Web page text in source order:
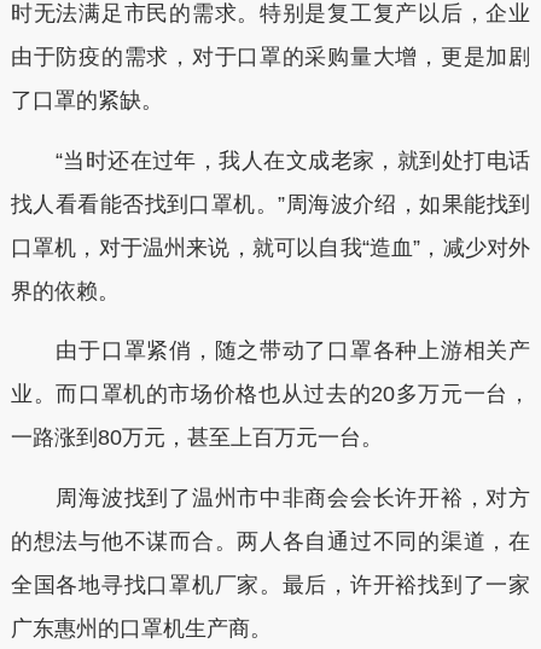
时无法满足市民的需求。特别是复工复产以后，企业
由于防疫的需求，对于口罩的采购量大增，更是加剧
了口罩的紧缺。
“当时还在过年，我人在文成老家，就到处打电话
找人看看能否找到口罩机。”周海波介绍，如果能找到
口罩机，对于温州来说，就可以自我“造血”，减少对外
界的依赖。
由于口罩紧俏，随之带动了口罩各种上游相关产
业。而口罩机的市场价格也从过去的20多万元一台，
一路涨到80万元，甚至上百万元一台。
周海波找到了温州市中非商会会长许开裕，对方
的想法与他不谋而合。两人各自通过不同的渠道，在
全国各地寻找口罩机厂家。最后，许开裕找到了一家
广东惠州的口罩机生产商。